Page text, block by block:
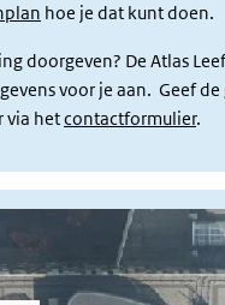
hoe je dat kunt doen.
doorgeven? De Atlas
voor je aan. Geef de
via hetcontactformulier.